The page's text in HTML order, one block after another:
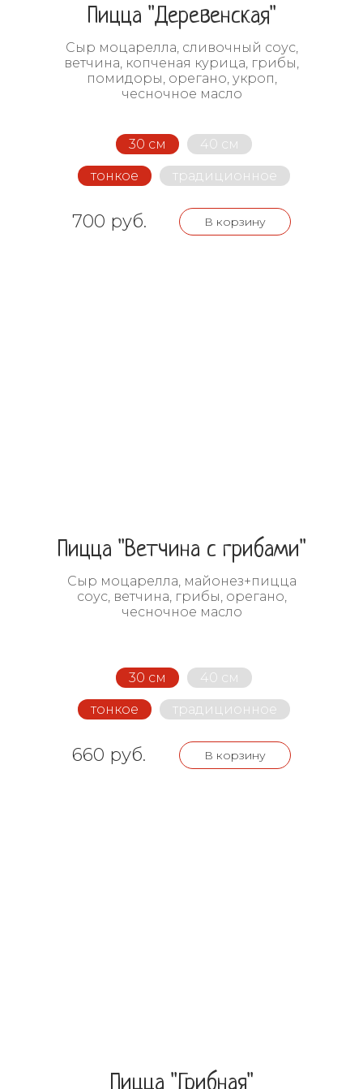
Пицца "Деревенская"
Сыр моцарелла, сливочный соус,
ветчина, копченая курица, грибы,
помидоры, орегано, укроп,
чесночное масло
30 см 40 см
тонкое традиционное
700 руб. В корзину
Пицца "Ветчина с грибами"
Сыр моцарелла, майонез+пицца
соус, ветчина, грибы, орегано,
чесночное масло
30 см 40 см
тонкое традиционное
660 руб. В корзину